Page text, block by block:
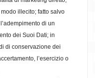
illecito; fatto salvo
di un
dei Suoi Dati; in
di conservazione dei
l’esercizio o